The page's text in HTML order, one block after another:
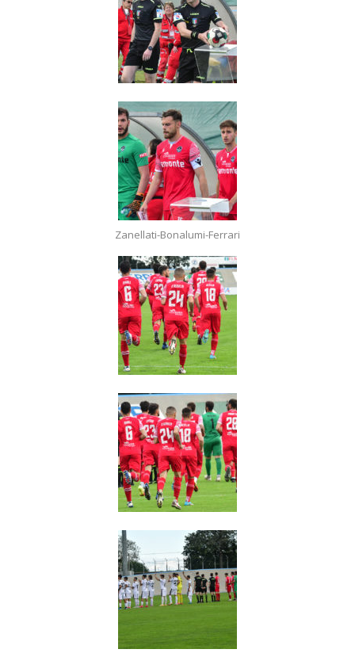
Zanellati-Bonalumi-Ferrari